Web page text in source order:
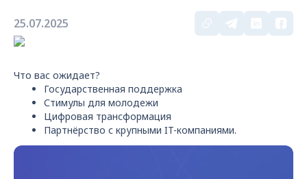
25.07.2025
Что вас ожидает?
Государственная поддержка
Стимулы для молодежи
Цифровая трансформация
Партнёрство с крупными IT-компаниями.